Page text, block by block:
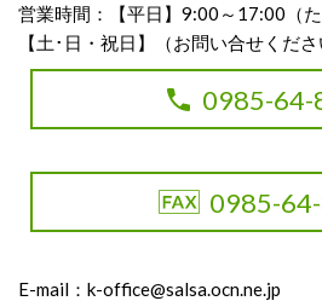
営業時間：【平日】9:00～17:00（
【土･日・祝日】（お問い合せくださ
0985-64-
0985-
E-mail： k-office@salsa.ocn.ne.jp